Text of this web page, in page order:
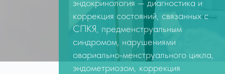
эндокринология — диагностика и
коррекция состояний, связанных с
СПКЯ, предменструальным
синдромом, нарушениями
овариально-менструального цикла,
эндометриозом, коррекция